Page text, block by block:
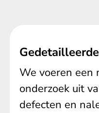
We voeren een
onderzoek uit
defecten en